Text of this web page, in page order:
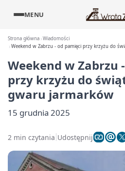
MENU
Strona główna Wiadomości
Weekend w Zabrzu - od pamięci przy krzyżu do
Weekend w Zabrzu
przy krzyżu do
gwaru jarmarków
15 grudnia 2025
2 min czytania Udostępnij